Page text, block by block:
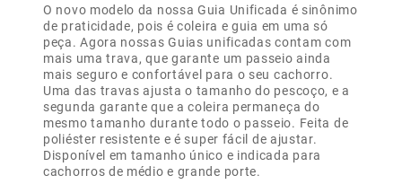
O novo modelo da nossa Guia Unificada é sinônimo
de praticidade, pois é coleira e guia em uma só
peça. Agora nossas Guias unificadas contam com
mais uma trava, que garante um passeio ainda
mais seguro e confortável para o seu cachorro.
Uma das travas ajusta o tamanho do pescoço, e a
segunda garante que a coleira permaneça do
mesmo tamanho durante todo o passeio. Feita de
poliéster resistente e é super fácil de ajustar.
Disponível em tamanho único e indicada para
cachorros de médio e grande porte.